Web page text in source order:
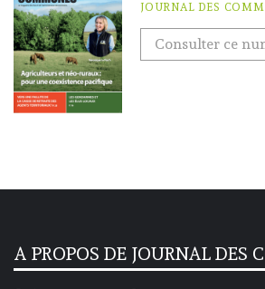
JOURNAL DES
Consulter ce
A PROPOS DE JOURNAL DES